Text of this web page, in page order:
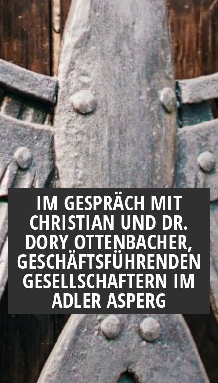
IM GESPRÄCH MIT
CHRISTIAN UND DR.
DORY OTTENBACHER,
GESCHÄFTSFÜHRENDEN
GESELLSCHAFTERN IM
ADLER ASPERG